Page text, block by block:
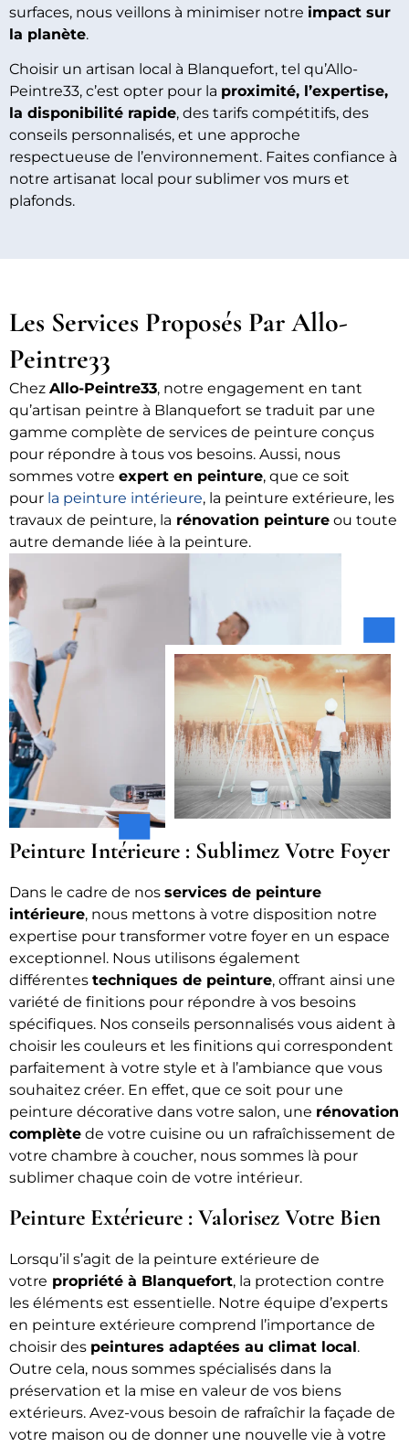
surfaces, nous veillons à minimiser notre impact sur
la planète.
Choisir un artisan local à Blanquefort, tel qu’Allo-
Peintre33, c’est opter pour la proximité, l’expertise,
la disponibilité rapide, des tarifs compétitifs, des
conseils personnalisés, et une approche
respectueuse de l’environnement. Faites confiance à
notre artisanat local pour sublimer vos murs et
plafonds.
Les Services Proposés Par Allo-
Peintre33
Chez Allo-Peintre33, notre engagement en tant
qu’artisan peintre à Blanquefort se traduit par une
gamme complète de services de peinture conçus
pour répondre à tous vos besoins. Aussi, nous
sommes votre expert en peinture, que ce soit
pour la peinture intérieure, la peinture extérieure, les
travaux de peinture, la rénovation peinture ou toute
autre demande liée à la peinture.
Peinture Intérieure : Sublimez Votre Foyer
Dans le cadre de nos services de peinture
intérieure, nous mettons à votre disposition notre
expertise pour transformer votre foyer en un espace
exceptionnel. Nous utilisons également
différentes techniques de peinture, offrant ainsi une
variété de finitions pour répondre à vos besoins
spécifiques. Nos conseils personnalisés vous aident à
choisir les couleurs et les finitions qui correspondent
parfaitement à votre style et à l’ambiance que vous
souhaitez créer. En effet, que ce soit pour une
peinture décorative dans votre salon, une rénovation
complète de votre cuisine ou un rafraîchissement de
votre chambre à coucher, nous sommes là pour
sublimer chaque coin de votre intérieur.
Peinture Extérieure : Valorisez Votre Bien
Lorsqu’il s’agit de la peinture extérieure de
votre propriété à Blanquefort, la protection contre
les éléments est essentielle. Notre équipe d’experts
en peinture extérieure comprend l’importance de
choisir des peintures adaptées au climat local.
Outre cela, nous sommes spécialisés dans la
préservation et la mise en valeur de vos biens
extérieurs. Avez-vous besoin de rafraîchir la façade de
votre maison ou de donner une nouvelle vie à votre